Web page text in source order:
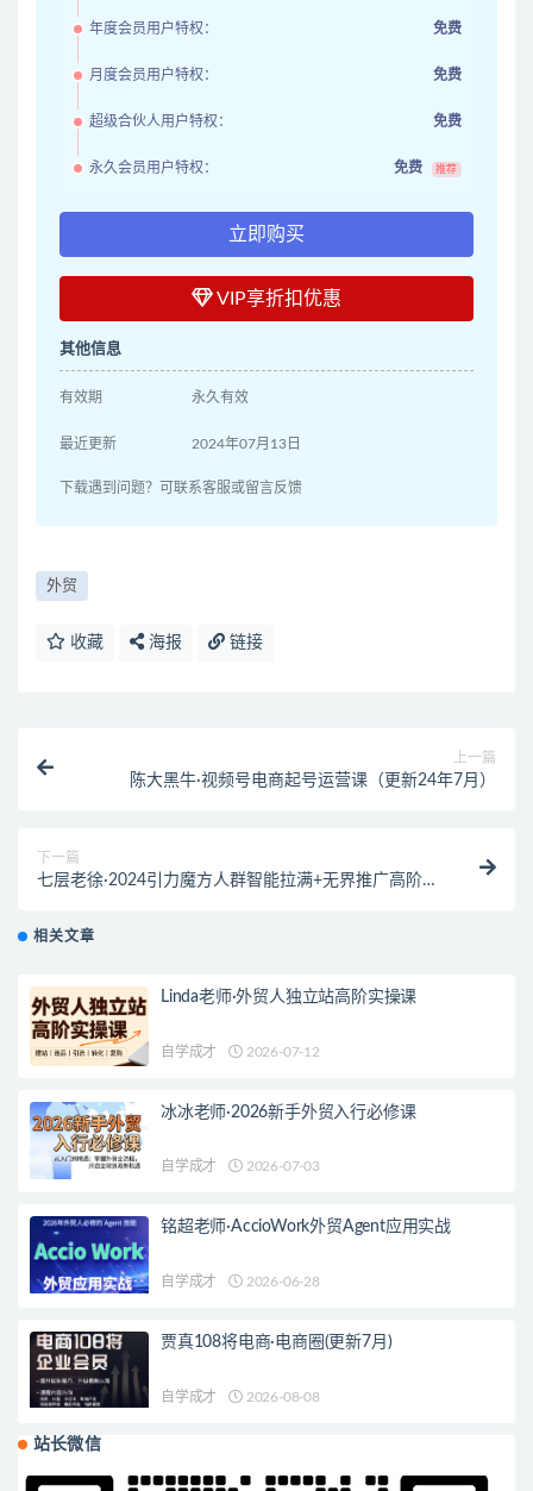
年度会员用户特权： 免费
月度会员用户特权： 免费
超级合伙人用户特权： 免费
永久会员用户特权： 免费 推荐
立即购买
VIP享折扣优惠
其他信息
有效期 永久有效
最近更新 2024年07月13日
下载遇到问题？可联系客服或留言反馈
外贸
收藏 海报 链接
上一篇
陈大黑牛·视频号电商起号运营课（更新24年7月）
下一篇
七层老徐·2024引力魔方人群智能拉满+无界推广高阶
相关文章
Linda老师·外贸人独立站高阶实操课
自学成才 2026-07-12
冰冰老师·2026新手外贸入行必修课
自学成才 2026-07-03
铭超老师·AccioWork外贸Agent应用实战
自学成才 2026-06-28
贾真108将电商·电商圈(更新7月)
自学成才 2026-08-08
站长微信